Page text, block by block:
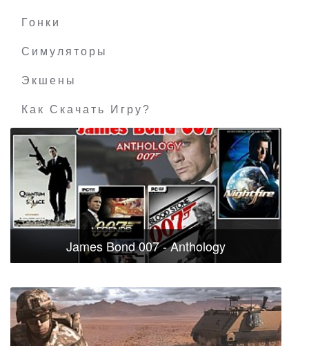
Гонки
Симуляторы
Экшены
Как Скачать Игру?
James Bond 007 - Anthology